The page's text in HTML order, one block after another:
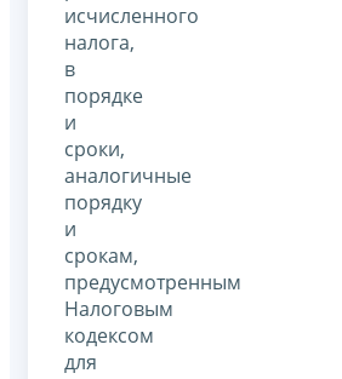
исчисленного
налога,
в
порядке
и
сроки,
аналогичные
порядку
и
срокам,
предусмотренным
Налоговым
кодексом
для